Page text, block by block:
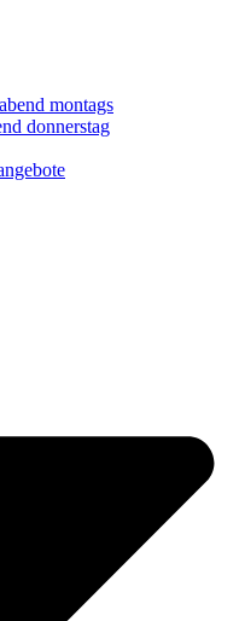
montags
donnerstag